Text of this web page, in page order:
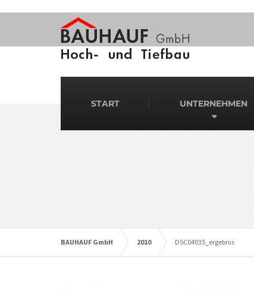
START UNTERNEHMEN
BAUHAUF GmbH 2010 DSC04035_ergebnis